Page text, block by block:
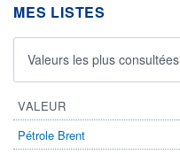
MES LISTES
Valeurs les plus consultées
VALEUR
Pétrole Brent